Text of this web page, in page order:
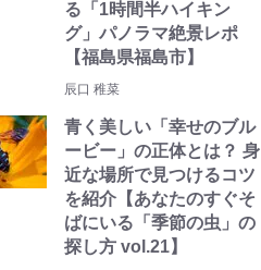
る「1時間半ハイキン
グ」パノラマ絶景レポ
【福島県福島市】
辰口 稚菜
青く美しい「幸せのブル
ービー」の正体とは？ 身
近な場所で見つけるコツ
を紹介【あなたのすぐそ
ばにいる「季節の虫」の
探し方 vol.21】